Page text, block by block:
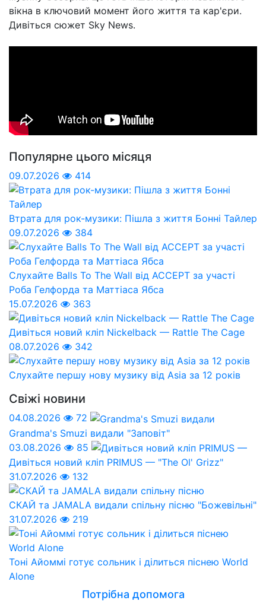
вікна в ключовий момент його життя та кар'єри.
Дивіться сюжет Sky News.
Популярне цього місяця
09.07.2026 414
Втрата для рок-музики: Пішла з життя Бонні Тайлер
09.07.2026
384
Слухайте Balls To The Wall від ACCEPT за участі
Роба Гелфорда та Маттіаса Ябса
15.07.2026
363
Дивіться новий кліп Nickelback — Rattle The Cage
08.07.2026
342
Слухайте першу нову музику від Asia за 12 років
Свіжі новини
04.08.2026
72
Grandma's Smuzi видали "Заповіт"
03.08.2026
85
Дивіться новий кліп PRIMUS — "The Ol' Grizz"
31.07.2026
132
СКАЙ та JAMALA видали спільну пісню "Божевільні"
31.07.2026
219
Тоні Айоммі готує сольник і ділиться піснею World
Alone
Потрібна допомога